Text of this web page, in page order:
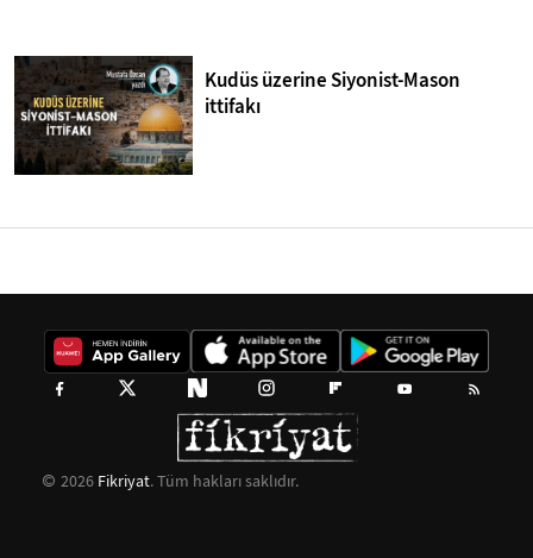
Kudüs üzerine Siyonist-Mason
ittifakı
2026 Fikriyat. Tüm hakları saklıdır.